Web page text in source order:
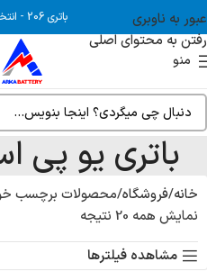
عبور به ناوبری
رفتن به محتوای اصلی
باتری 206 -
منو
باتری یو پی
خانه فروشگاه محصولات برچسب
نمایش همه 20 نتیجه
مشاهده فیلترها